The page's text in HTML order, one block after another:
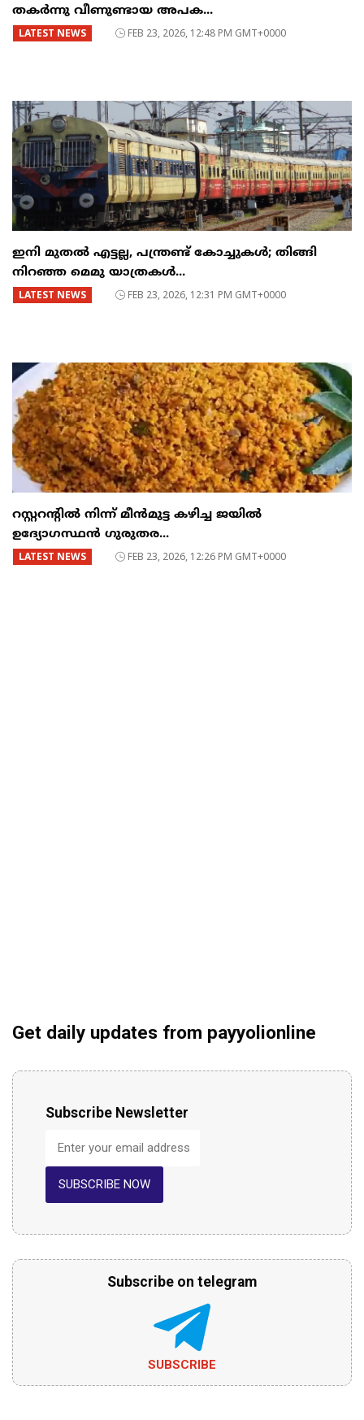
തകർന്നു വീണുണ്ടായ അപക...
LATEST NEWS FEB 23, 2026, 12:48 PM GMT+0000
ഇനി മുതൽ എട്ടല്ല, പന്ത്രണ്ട് കോച്ചുകള്‍; തിങ്ങി
നിറഞ്ഞ മെമു യാത്രകൾ...
LATEST NEWS FEB 23, 2026, 12:31 PM GMT+0000
റസ്റ്ററന്റില്‍ നിന്ന് മീന്‍മുട്ട കഴിച്ച ജയില്‍
ഉദ്യോഗസ്ഥന്‍ ഗുരുതര...
LATEST NEWS FEB 23, 2026, 12:26 PM GMT+0000
Get daily updates from payyolionline
Subscribe Newsletter
SUBSCRIBE NOW
Subscribe on telegram
SUBSCRIBE